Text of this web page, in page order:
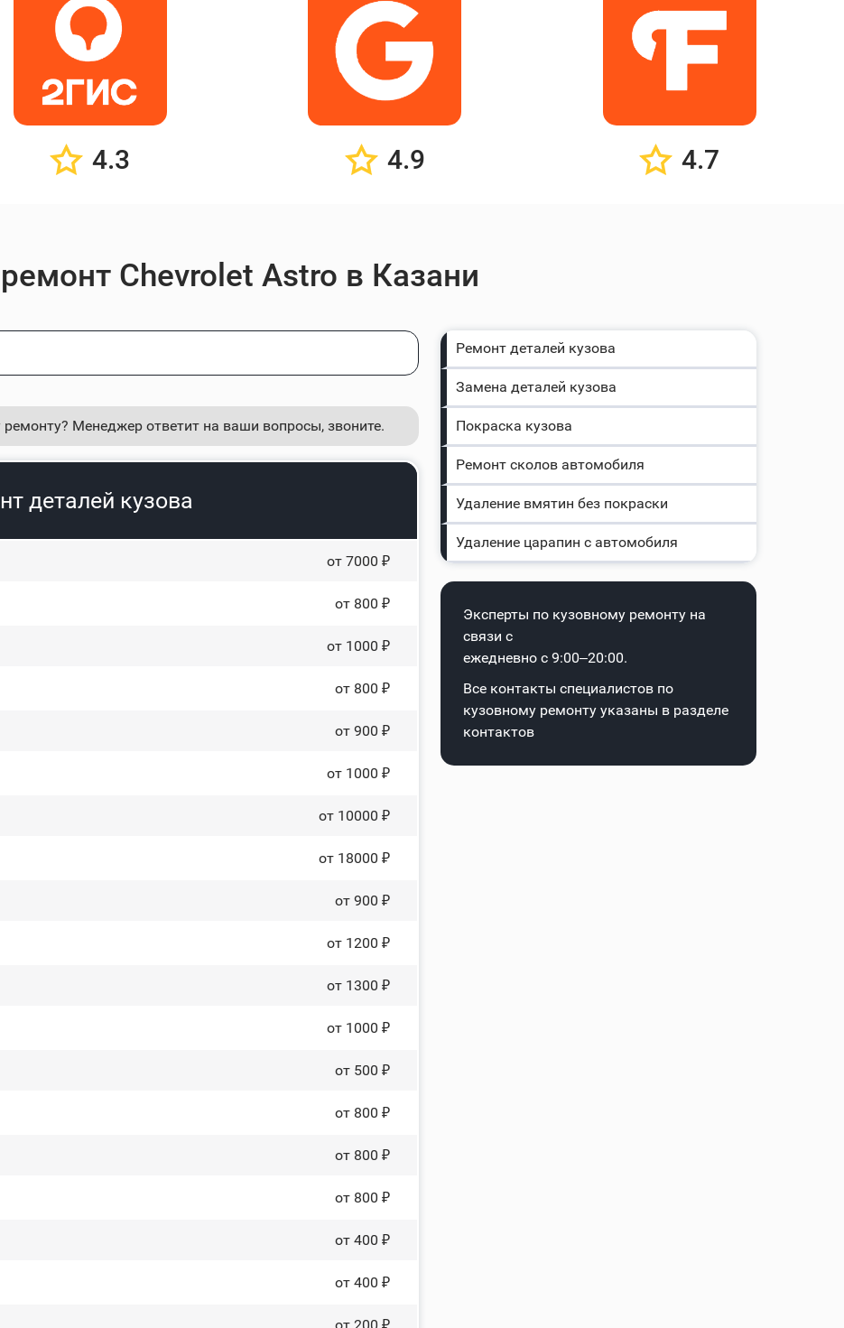
4.3 4.9 4.7
Chevrolet Astro в Казани
Менеджер ответит на ваши вопросы, звоните.
деталей кузова
от 7000 ₽
от 800 ₽
от 1000 ₽
от 800 ₽
от 900 ₽
от 1000 ₽
от 10000 ₽
от 18000 ₽
от 900 ₽
от 1200 ₽
от 1300 ₽
от 1000 ₽
от 500 ₽
от 800 ₽
от 800 ₽
от 800 ₽
от 400 ₽
от 400 ₽
Ремонт деталей кузова
Замена деталей кузова
Покраска кузова
Ремонт сколов автомобиля
Удаление вмятин без покраски
Удаление царапин с автомобиля
Эксперты по кузовному ремонту на
связи с
ежедневно с 9:00–20:00.
Все контакты специалистов по
кузовному ремонту указаны в разделе
контактов